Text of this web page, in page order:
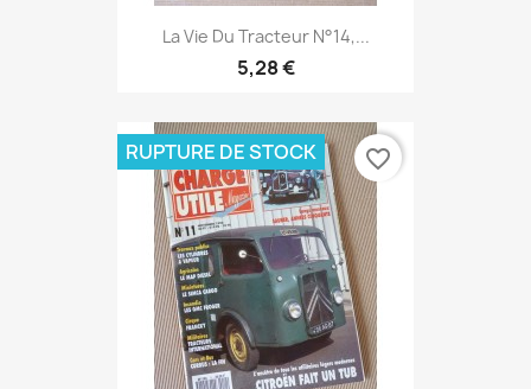
La Vie Du Tracteur N°14,...
5,28 €
RUPTURE DE STOCK favorite_border